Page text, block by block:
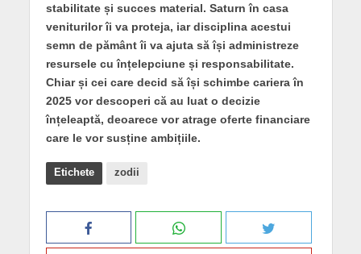
stabilitate și succes material. Saturn în casa
veniturilor îi va proteja, iar disciplina acestui
semn de pământ îi va ajuta să își administreze
resursele cu înțelepciune și responsabilitate.
Chiar și cei care decid să își schimbe cariera în
2025 vor descoperi că au luat o decizie
înțeleaptă, deoarece vor atrage oferte financiare
care le vor susține ambițiile.
Etichete zodii